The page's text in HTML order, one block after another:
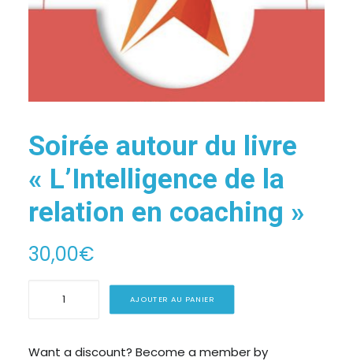
ESPACE ADHÉRENT
ESPACE INVITÉ
Soirée autour du livre
« L’Intelligence de la
relation en coaching »
30,00€
autour
AJOUTER AU PANIER
Want a discount? Become a member by